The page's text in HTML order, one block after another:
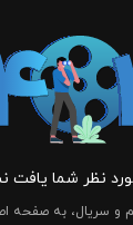
نظر شما یافت
و سریال، به صفحه